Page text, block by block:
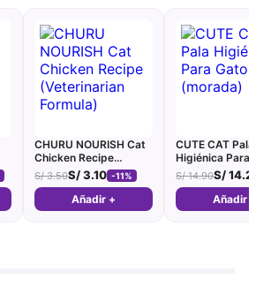
CHURU NOURISH Cat
Chicken Recipe
(Veterinarian Formula)
S/3.50S/3.10 -11%
Añadir +
CUTE CAT Pala
Higiénica Para
(morada)
S/14.90S/
Añadir +